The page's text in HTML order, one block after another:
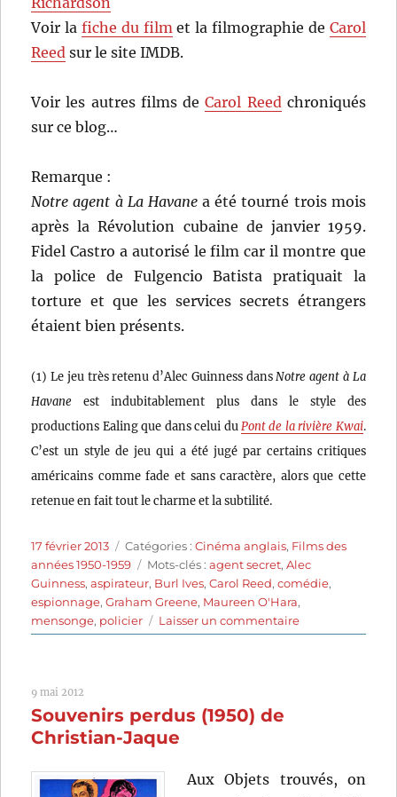
Voir la fiche du filmet la filmographie de Carol
Reed sur le site IMDB.
Voir les autres films deCarol Reedchroniqués
sur ce blog…
Remarque :
Notre agent à La Havanea été tourné trois mois
après la Révolution cubaine de janvier 1959.
Fidel Castro a autorisé le film car il montre que
la police de Fulgencio Batista pratiquait la
torture et que les services secrets étrangers
étaient bien présents.
(1) Le jeu très retenu d’Alec Guinness dans Notre agent à La
Havane est indubitablement plus dans le style des
productions Ealing que dans celui du Pont de la rivière Kwai.
C’est un style de jeu qui a été jugé par certains critiques
américains comme fade et sans caractère, alors que cette
retenue en fait tout le charme et la subtilité.
Publié
le
17 février 2013 Catégories
Catégories :Cinéma anglais, Films des
années 1950-1959
Étiquettes
Mots-clés :agent secret,Alec
Guinness,aspirateur, Burl Ives,Carol Reed,comédie,
espionnage,Graham Greene, Maureen O'Hara,
mensonge, policier Laisser un commentairesur
Notre
Reed
9 mai 2012
Souvenirs perdus (1950) de
Christian-Jaque
Aux Objets trouvés, on